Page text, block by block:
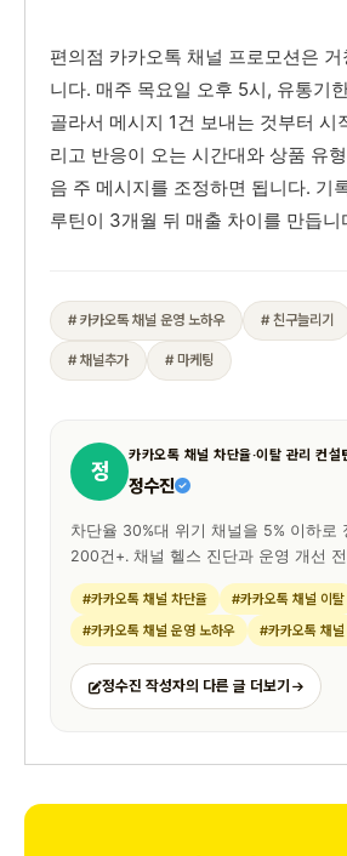
편의점 카카오톡 채널 프로모션은
니다. 매주 목요일 오후 5시, 유통기
골라서 메시지 1건 보내는 것부터 시
리고 반응이 오는 시간대와 상품 유
음 주 메시지를 조정하면 됩니다. 기
루틴이 3개월 뒤 매출 차이를 만듭니
# 카카오톡 채널 운영 노하우 # 친구늘리기
# 채널추가 # 마케팅
정
카카오톡 채널 차단율·이탈 관리 컨설
정수진
차단율 30%대 위기 채널을 5% 이하로
200건+. 채널 헬스 진단과 운영 개선
#카카오톡 채널 차단율
#카카오톡 채널 이탈
#카카오톡 채널 운영 노하우
#카카오톡 채널
정수진 작성자의 다른 글 더보기